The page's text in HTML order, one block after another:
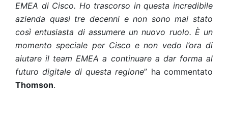
EMEA di Cisco. Ho trascorso in questa incredibile
azienda quasi tre decenni e non sono mai stato
così entusiasta di assumere un nuovo ruolo. È un
momento speciale per Cisco e non vedo l’ora di
aiutare il team EMEA a continuare a dar forma al
futuro digitale di questa regione” ha commentato
Thomson.